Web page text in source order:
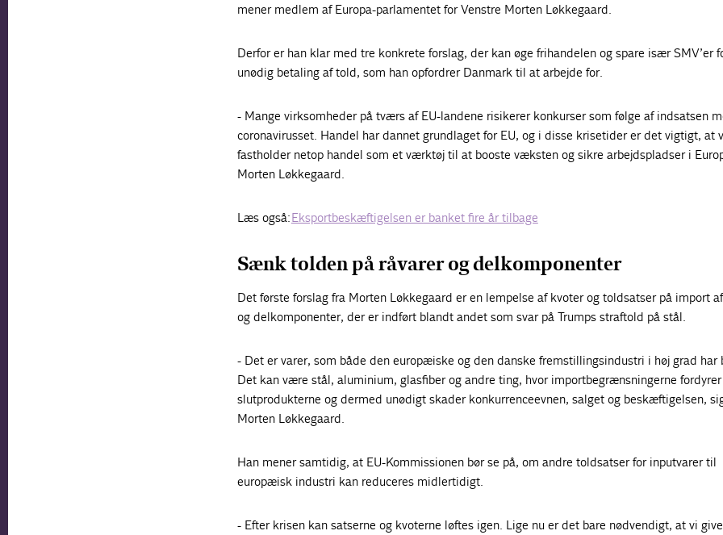
mener medlem af Europa-parlamentet for Venstre Morten Løkkegaard.
Derfor er han klar med tre konkrete forslag, der kan øge frihandelen og spare især SMV’er
unødig betaling af told, som han opfordrer Danmark til at arbejde for.
- Mange virksomheder på tværs af EU-landene risikerer konkurser som følge af indsatsen
coronavirusset. Handel har dannet grundlaget for EU, og i disse krisetider er det vigtigt, at
fastholder netop handel som et værktøj til at booste væksten og sikre arbejdspladser i
Morten Løkkegaard.
Læs også:Eksportbeskæftigelsen er banket fire år tilbage
Sænk tolden på råvarer og delkomponenter
Det første forslag fra Morten Løkkegaard er en lempelse af kvoter og toldsatser på import
og delkomponenter, der er indført blandt andet som svar på Trumps straftold på stål.
- Det er varer, som både den europæiske og den danske fremstillingsindustri i høj grad har
Det kan være stål, aluminium, glasfiber og andre ting, hvor importbegrænsningerne fordyrer
slutprodukterne og dermed unødigt skader konkurrenceevnen, salget og beskæftigelsen,
Morten Løkkegaard.
Han mener samtidig, at EU-Kommissionen bør se på, om andre toldsatser for inputvarer til
europæisk industri kan reduceres midlertidigt.
- Efter krisen kan satserne og kvoterne løftes igen. Lige nu er det bare nødvendigt, at vi